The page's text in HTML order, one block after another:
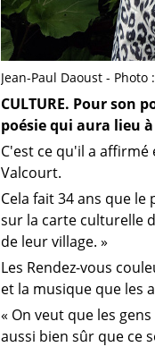
Jean-Paul Daoust -
CULTURE. Pour son
poésie qui aura lieu
C'est ce qu'il a
Valcourt.
Cela fait 34 ans que
sur la carte culturelle
de leur village. »
Les Rendez-vous
et la musique que les
« On veut que les
aussi bien sûr que ce